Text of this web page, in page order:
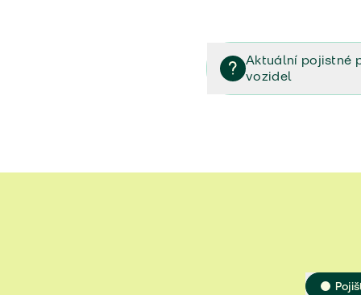
Aktuální pojistné
vozidel
Veřejný příslib -